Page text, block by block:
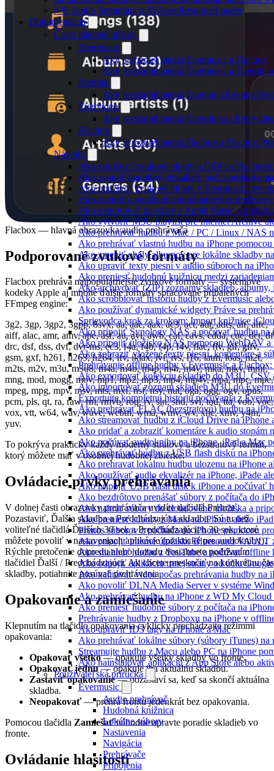
iOS Audio Streaming s AVAssetResourceLoader
Dokumentácia
Často kladené otázky
Evermusic
Aký je rozdiel medzi Evermusic a Flacbox
Aký je rozdiel medzi Evermusic a
Evertag
Aký je rozdiel medzi Evertag a Evertag
Evervideo
Aký je rozdiel medzi Evervideo a
Flacbox
Aký je rozdiel medzi Flacbox a Flacbox
Návody
Ako používať zvukové efekty a DSP vo
Ako zapnúť hudobný vizualizér počas
Ako používať zvukové efekty v Evermusic:
Ako zapnúť a používať prehrávanie bez medzier
Ako exportovať playlisty z Apple Music a
Ako vytvoriť M3U playlist pre Internet Archive
Ako prehrávať hudbu z Mac / PC / Linux / NAS
Ako prehrávať vlastnú hudbu na iPhone
Ako zmeniť obaly albumov pre lokálne skladby
Ako upraviť texty piesní v audio súboroch na
Ako preniesť hudobnú knižnicu medzi
Ako archivovať (ZIP) zoznamy skladieb, albumy,
Ako scrobblovať históriu hudby z Evermusic
Ako používať dynamické widgety Práve sa
Sprievodca krok za krokom: Import knižnice
Ako pripojiť Synology NAS a počúvať hudbu na
Ako pripojiť úložisko NAS pomocou WebDAV a
Ako zobraziť vložené texty piesní, komentáre a
Prehrávanie offline hudby v Evermusic a
Ako exportovať kolekciu skladieb do M3U, CSV
Ako importovať zoznam skladieb M3U do
Exportujte kompletnú históriu počúvania z
Ako prehrávať FLAC (bezstratovú) hudbu na
Ako streamovať hudbu z iCloud Drive na iPhone
Ako pridať a zobraziť komentáre k audio stopám
Ako počúvať audioknihy na iPhone, iPad a Mac
Ako prehrávať hudbu z USB flash disku na
Ako prehravat lokalnu hudbu ulozenu na iPhone
Ako používať audio ekvalizér na iPhone, iPade
Ako pripojiť USB flash disk k iPhone a počúvať
Ako bezdrôtovo prenášať súbory z počítača do
Ako nahrať súbory do cloudového úložiska a
Ako preniesť súbory z Macu na iPhone alebo
Prenos súborov z počítača do iPhone pomocou
Ako pripojiť interné úložisko Bluesound VAULT
Ako stiahnuť hudbu z YouTube a počúvať offline
Ako odpojiť aplikáciu tretej strany od účtu Google
Ako nahrávať video počas prehrávania hudby na
Ako povoliť DLNA Media Server v systéme
Ako prehrávať hudbu na iPhone z WD My Cloud
Ako preniesť hudobné súbory z počítača na
Prehrávanie hudby z Dropboxu na iPhone v
Ako upraviť ID3 tagy na iPhone a Mac
Ako prehrávať lokálne súbory (súbory iTunes) na
Streamujte hudbu z Macu alebo PC na iPhone
Ako nainštalovať aplikáciu z App Store alebo
Používateľská príručka
Evermusic
Audio prehrávač
Hudobná knižnica
Lokálne súbory
Nastavenia
Navigácia
Prehrávače
Pripojenia
Flacbox — hlavná obrazovka audio prehrávača
Podporované zvukové formáty
Flacbox prehráva najpopulárnejšie zvukové formáty — systémové
kodeky Apple aj mnohé ďalšie formáty spracované pribalených
FFmpeg engine:
3g2, 3gp, 3gp2, 3gpp, 8svx, aa, aac, aax, ac3, act, adt, adts, aif, aifc,
aiff, alac, amr, amv, ape, asf, au, avi, awb, caf, cavs, cdda, cue, dct,
drc, dsf, dss, dvf, dvr-ms, ec3, f4a, f4b, f4p, f4v, flac, flv, gif, gifv,
gsm, gxf, h261, h263, h264, ifv, iklax, ivf, ivs, l16, latm, loas, m2t,
m2ts, m2v, m3u, m3u8, m4a, m4b, m4p, m4r, m4v, mka, mkv, mmf,
mng, mod, mogg, mov, mp1, mp2, mp3, mp4, mp4v, mpa, mpc, mpe,
mpeg, mpg, mpv, msv, mts, mxf, nsf, nsv, nut, oga, ogg, ogv, opus,
pcm, pls, qt, ra, raw, rm, rmvb, roq, rv, sln, snd, svi, tod, tta, vob, voc,
vox, vtt, w64, wav, wave, webm, wma, wmv, wv, xhe, xmv, y4m,
yuv.
To pokrýva prakticky každý moderný stratový a bezstratový formát,
ktorý môžete mať v osobnej hudobnej zbierke.
Ovládacie prvky prehrávania
V dolnej časti obrazovky prehrávača uvidíte tlačidlá Prehrať,
Pozastaviť, Ďalšia skladba a Predchádzajúca skladba. Sú tu tiež
voliteľné tlačidlá Ďalších 30 sek a Predchádzajúcich 30 sek, ktoré
môžete povoliť v nastaveniach aplikácie (praktické pre audioknihy).
Rýchle pretočenie dopredu alebo dozadu dosiahnete podržaním
tlačidiel Ďalší / Predchádzajúci. Ak chcete preskočiť na konkrétnu
skladby, potiahnite posúvač prehrávania.
Opakovanie a zamiešanie
Klepnutím na tlačidlo opakovania cyklicky prechádzajte režimmi
opakovania:
Opakovať všetko— opakuje všetky skladby vo fronte.
Opakovať jednu— opakuje iba aktuálnu skladbu.
Zastaviť opakovanie— pozastaví sa, keď sa skončí aktuálna
skladba.
Neopakovať— prehrá frontu jedenkrát bez opakovania.
Pomocou tlačidla Zamiešaťnáhodne upravte poradie skladieb vo
fronte.
Ovládanie hlasitosti